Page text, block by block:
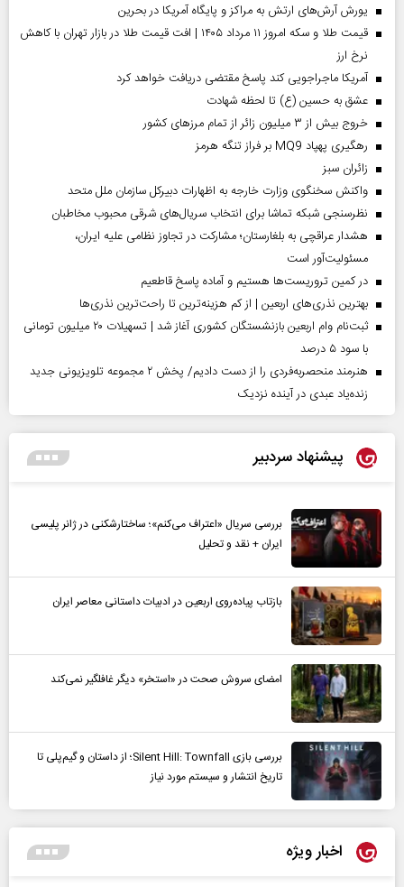
یورش آرش‌های ارتش به مراکز و پایگاه‌ آمریکا در بحرین
قیمت طلا و سکه امروز ۱۱ مرداد ۱۴۰۵ | افت قیمت طلا در بازار تهران با کاهش
نرخ ارز
آمریکا ماجراجویی کند پاسخ مقتضی دریافت خواهد کرد
عشق به حسین (ع) تا لحظه شهادت
خروج بیش از ۳ میلیون زائر از تمام مرز‌های کشور
رهگیری پهپاد MQ9 بر فراز تنگه هرمز
‌زائران سبز
واکنش سخنگوی وزارت خارجه به اظهارات دبیرکل سازمان ملل متحد
نظرسنجی شبکه تماشا برای انتخاب سریال‌های شرقی محبوب مخاطبان
هشدار عراقچی به بلغارستان؛ مشارکت در تجاوز نظامی علیه ایران،
مسئولیت‌آور است
در کمین تروریست‌ها هستیم و آماده پاسخ قاطعیم
بهترین نذری‌های اربعین | از کم هزینه‌ترین تا راحت‌ترین نذری‌ها
ثبت‌نام وام اربعین بازنشستگان کشوری آغاز شد | تسهیلات ۲۰ میلیون تومانی
با سود ۵ درصد
هنرمند منحصر‌به‌فردی را از دست دادیم/ پخش ۲ مجموعه تلویزیونی جدید
زنده‌یاد عبدی در آینده نزدیک
پیشنهاد سردبیر
بررسی سریال «اعتراف می‌کنم»؛ ساختارشکنی در ژانر پلیسی
ایران + نقد و تحلیل
بازتاب پیاده‌روی اربعین در ادبیات داستانی معاصر ایران
امضای سروش صحت در «استخر» دیگر غافلگیر نمی‌کند
بررسی بازی Silent Hill: Townfall؛ از داستان و گیم‌پلی تا
تاریخ انتشار و سیستم مورد نیاز
اخبار ویژه